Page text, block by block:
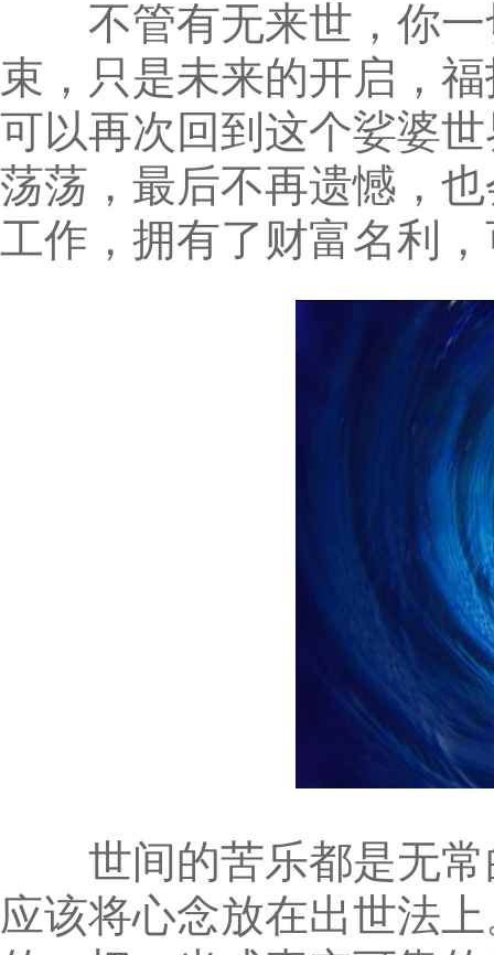
不管有无来世，你一
束，只是未来的开启，
可以再次回到这个娑婆
荡荡，最后不再遗憾，
工作，拥有了财富名利
世间的苦乐都是无常
应该将心念放在出世法